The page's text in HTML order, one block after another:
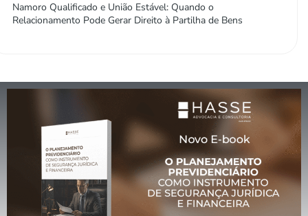
Namoro Qualificado e União Estável: Quando o
Relacionamento Pode Gerar Direito à Partilha de Bens